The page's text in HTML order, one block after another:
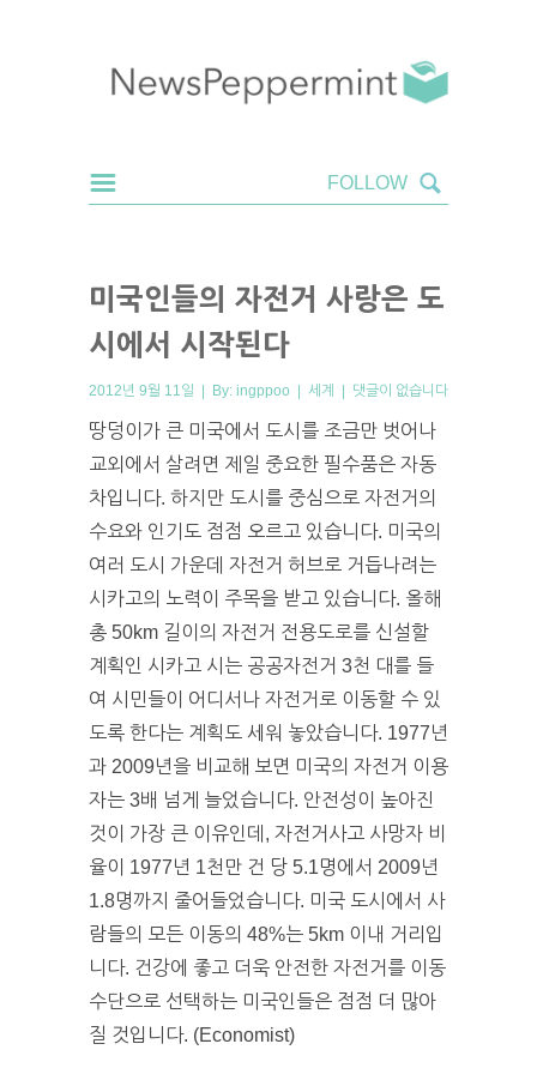
미국인들의 자전거 사랑은 도
시에서 시작된다
2012년 9월 11일 | By: ingppoo | 세계 | 댓글이 없습니다
땅덩이가 큰 미국에서 도시를 조금만 벗어나
교외에서 살려면 제일 중요한 필수품은 자동
차입니다. 하지만 도시를 중심으로 자전거의
수요와 인기도 점점 오르고 있습니다. 미국의
여러 도시 가운데 자전거 허브로 거듭나려는
시카고의 노력이 주목을 받고 있습니다. 올해
총 50km 길이의 자전거 전용도로를 신설할
계획인 시카고 시는 공공자전거 3천 대를 들
여 시민들이 어디서나 자전거로 이동할 수 있
도록 한다는 계획도 세워 놓았습니다. 1977년
과 2009년을 비교해 보면 미국의 자전거 이용
자는 3배 넘게 늘었습니다. 안전성이 높아진
것이 가장 큰 이유인데, 자전거사고 사망자 비
율이 1977년 1천만 건 당 5.1명에서 2009년
1.8명까지 줄어들었습니다. 미국 도시에서 사
람들의 모든 이동의 48%는 5km 이내 거리입
니다. 건강에 좋고 더욱 안전한 자전거를 이동
수단으로 선택하는 미국인들은 점점 더 많아
질 것입니다. (Economist)